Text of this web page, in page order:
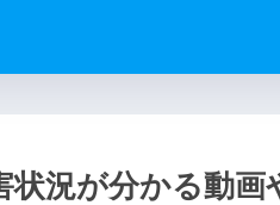
状況が分かる動